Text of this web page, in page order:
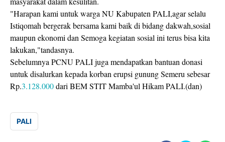
"Harapan kami untuk warga NU Kabupaten PALI,agar selalu
Istiqomah bergerak bersama kami baik di bidang dakwah,sosial
maupun ekonomi dan Semoga kegiatan sosial ini terus bisa kita
lakukan,"tandasnya.
Sebelumnya PCNU PALI juga mendapatkan bantuan donasi
untuk disalurkan kepada korban erupsi gunung Semeru sebesar
Rp.3.128.000dari BEM STIT Mamba'ul Hikam PALI.(dan)
PALI